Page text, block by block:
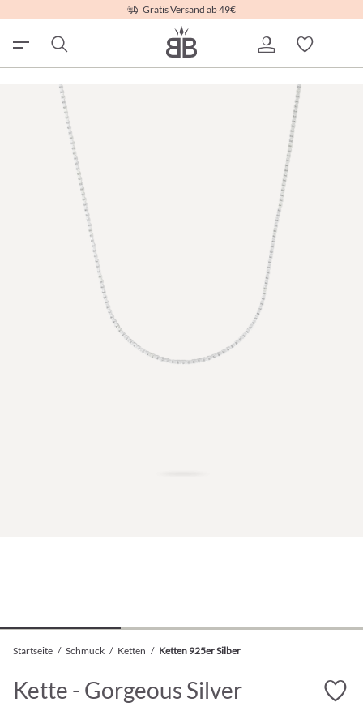
Gratis Versand ab 49€
Startseite / Schmuck / Ketten / Ketten 925er Silber
Kette - Gorgeous Silver